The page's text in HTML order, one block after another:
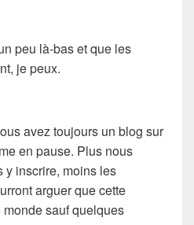
peu là-bas et que les
je peux.
avez toujours un blog sur
en pause. Plus nous
y inscrire, moins les
arguer que cette
sauf quelques